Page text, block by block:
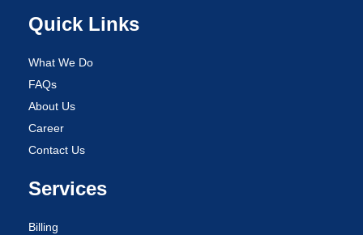
Quick Links
What We Do
FAQs
About Us
Career
Contact Us
Services
Billing